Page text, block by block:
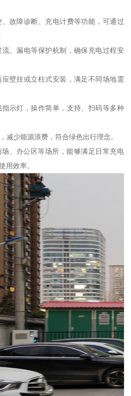
故障诊断、充电计费等功能，可通过
、漏电等保护机制，确保充电过程安
壁挂或立柱式安装，满足不同场地需
示灯，操作简单，支持、扫码等多种
减少能源浪费，符合绿色出行理念。
、办公区等场所，能够满足日常充电
用效率。